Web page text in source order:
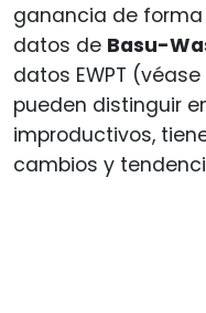
ganancia de
datos de Basu-
datos EWPT
pueden distinguir
improductivos,
cambios y